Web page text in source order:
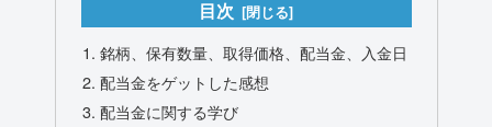
目次
銘柄、保有数量、取得価格、配当金、入金日
配当金をゲットした感想
配当金に関する学び